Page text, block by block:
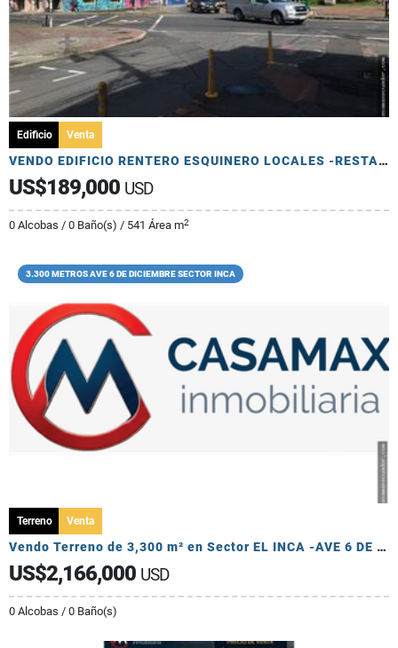
Edificio Venta
VENDO EDIFICIO RENTERO ESQUINERO LOCALES -RESTAURANTE- MARISCAL
US$189,000 USD
0 Alcobas / 0 Baño(s) / 541 Área m2
3.300 METROS AVE 6 DE DICIEMBRE SECTOR INCA
Terreno Venta
Vendo Terreno de 3,300 m² en Sector EL INCA -AVE 6 DE DICIEMBRE
US$2,166,000 USD
0 Alcobas / 0 Baño(s)